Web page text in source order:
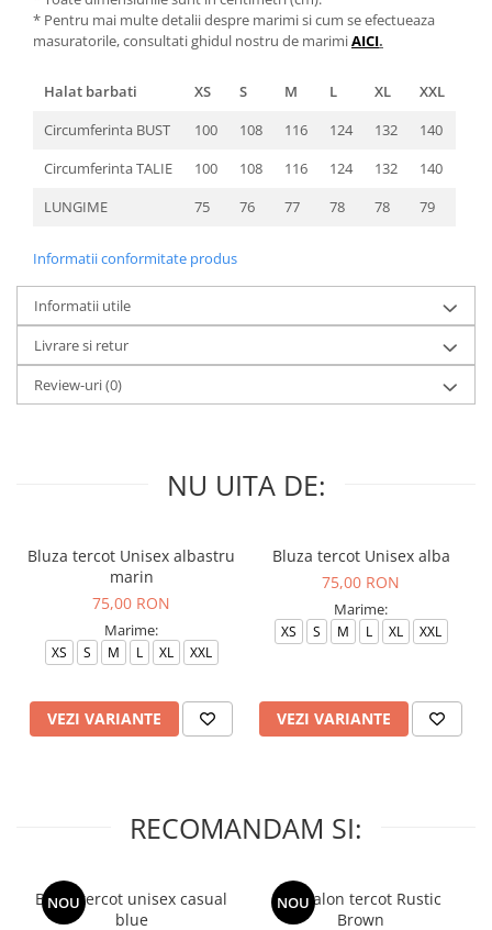
* Pentru mai multe detalii despre marimi si cum se efectueaza
masuratorile, consultati ghidul nostru de marimiAICI.
Halat barbati XS S M L XL
XXL
Circumferinta BUST
100 108 116 124 132
140
Circumferinta TALIE
100 108 116 124 132
140
LUNGIME
75 76 77 78 78 79
Informatii conformitate produs
Informatii utile
Livrare si retur
Review-uri(0)
NU UITA DE:
Bluza tercot Unisex albastru
marin
75,00 RON
Marime:
XS S M L XL XXL
VEZI VARIANTE
Bluza tercot Unisex alba
75,00 RON
Marime:
XS S M L XL XXL
VEZI VARIANTE
RECOMANDAM SI:
NOU
Bluza tercot unisex casual
blue
NOU
Pantalon tercot Rustic
Brown